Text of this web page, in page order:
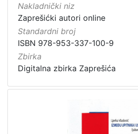
Nakladnički niz
Zaprešićki autori online
Standardni broj
ISBN 978-953-337-100-9
Zbirka
Digitalna zbirka Zaprešića